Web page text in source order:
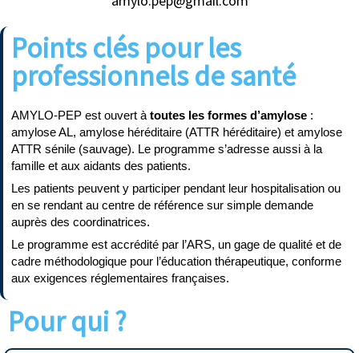
Points clés pour les
professionnels de santé
AMYLO-PEP est ouvert à toutes les formes d’amylose :
amylose AL, amylose héréditaire (ATTR héréditaire) et amylose
ATTR sénile (sauvage). Le programme s’adresse aussi à la
famille et aux aidants des patients.
Les patients peuvent y participer pendant leur hospitalisation ou
en se rendant au centre de référence sur simple demande
auprès des coordinatrices.
Le programme est accrédité par l’ARS, un gage de qualité et de
cadre méthodologique pour l’éducation thérapeutique, conforme
aux exigences réglementaires françaises.
Pour qui ?